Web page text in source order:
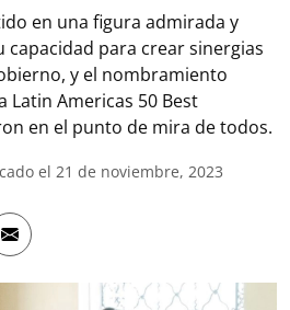
en una figura admirada y
capacidad para crear sinergias
y el nombramiento
Americas 50 Best
en el punto de mira de todos.
el 21 de noviembre, 2023